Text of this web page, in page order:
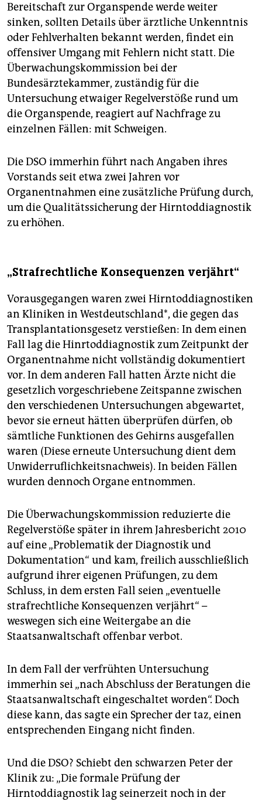
Bereitschaft zur Organspende werde weiter
sinken, sollten Details über ärztliche Unkenntnis
oder Fehlverhalten bekannt werden, findet ein
offensiver Umgang mit Fehlern nicht statt. Die
Überwachungskommission bei der
Bundesärztekammer, zuständig für die
Untersuchung etwaiger Regelverstöße rund um
die Organspende, reagiert auf Nachfrage zu
einzelnen Fällen: mit Schweigen.
Die DSO immerhin führt nach Angaben ihres
Vorstands seit etwa zwei Jahren vor
Organentnahmen eine zusätzliche Prüfung durch,
um die Qualitätssicherung der Hirntoddiagnostik
zu erhöhen.
„Strafrechtliche Konsequenzen verjährt“
Vorausgegangen waren zwei Hirntoddiagnostiken
an Kliniken in Westdeutschland*, die gegen das
Transplantationsgesetz verstießen: In dem einen
Fall lag die Hinrtoddiagnostik zum Zeitpunkt der
Organentnahme nicht vollständig dokumentiert
vor. In dem anderen Fall hatten Ärzte nicht die
gesetzlich vorgeschriebene Zeitspanne zwischen
den verschiedenen Untersuchungen abgewartet,
bevor sie erneut hätten überprüfen dürfen, ob
sämtliche Funktionen des Gehirns ausgefallen
waren (Diese erneute Untersuchung dient dem
Unwiderruflichkeitsnachweis). In beiden Fällen
wurden dennoch Organe entnommen.
Die Überwachungskommission reduzierte die
Regelverstöße später in ihrem Jahresbericht 2010
auf eine „Problematik der Diagnostik und
Dokumentation“ und kam, freilich ausschließlich
aufgrund ihrer eigenen Prüfungen, zu dem
Schluss, in dem ersten Fall seien „eventuelle
strafrechtliche Konsequenzen verjährt“ –
weswegen sich eine Weitergabe an die
Staatsanwaltschaft offenbar verbot.
In dem Fall der verfrühten Untersuchung
immerhin sei „nach Abschluss der Beratungen die
Staatsanwaltschaft eingeschaltet worden“. Doch
diese kann, das sagte ein Sprecher der taz, einen
entsprechenden Eingang nicht finden.
Und die DSO? Schiebt den schwarzen Peter der
Klinik zu: „Die formale Prüfung der
Hirntoddiagnostik lag seinerzeit noch in der